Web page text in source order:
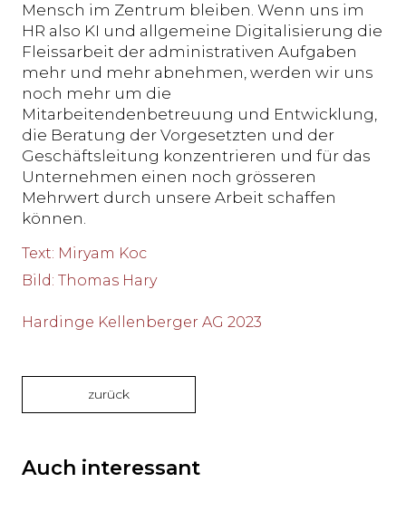
Mensch im Zentrum bleiben. Wenn uns im
HR also KI und allgemeine Digitalisierung die
Fleissarbeit der administrativen Aufgaben
mehr und mehr abnehmen, werden wir uns
noch mehr um die
Mitarbeitendenbetreuung und Entwicklung,
die Beratung der Vorgesetzten und der
Geschäftsleitung konzentrieren und für das
Unternehmen einen noch grösseren
Mehrwert durch unsere Arbeit schaffen
können.
Text: Miryam Koc
Bild: Thomas Hary
Hardinge Kellenberger AG 2023
zurück
Auch interessant